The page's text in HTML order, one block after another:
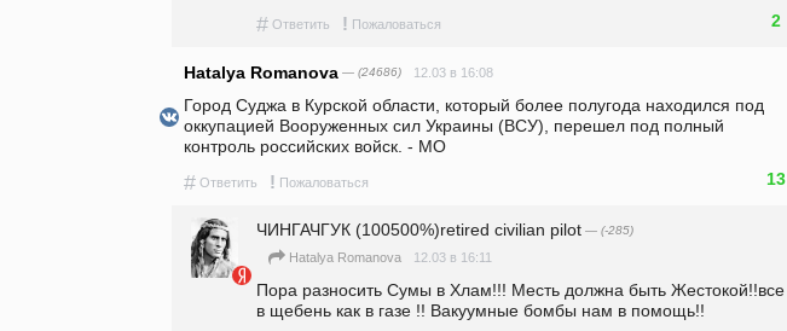
# Ответить ! Пожаловаться 2
Hatalya Romanova — (24686) 12.03 в 16:08
Город Суджа в Курской области, который более полугода находился под
оккупацией Вооруженных сил Украины (ВСУ), перешел под полный
контроль российских войск. - МО
# Ответить ! Пожаловаться 13
ЧИНГАЧГУК (100500%)retired civilian pilot — (-285)
Hatalya Romanova 12.03 в 16:11
Пора разносить Сумы в Хлам!!! Месть должна быть Жестокой!!все
в щебень как в газе !! Вакуумные бомбы нам в помощь!!